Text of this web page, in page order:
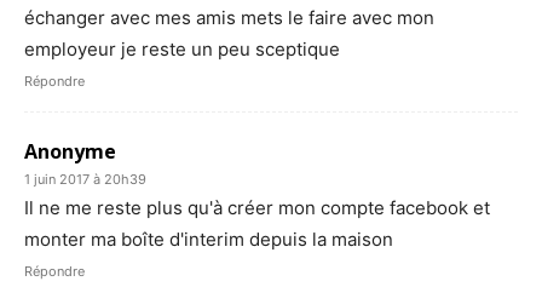
échanger avec mes amis mets le faire avec mon
employeur je reste un peu sceptique
Répondre
Anonyme
1 juin 2017 à 20h39
Il ne me reste plus qu'à créer mon compte facebook et
monter ma boîte d'interim depuis la maison
Répondre